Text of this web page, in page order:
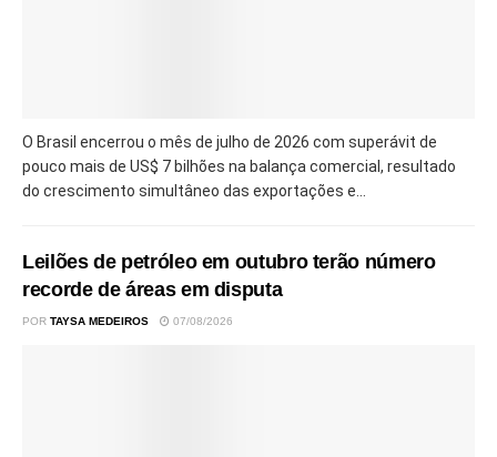
O Brasil encerrou o mês de julho de 2026 com superávit de
pouco mais de US$ 7 bilhões na balança comercial, resultado
do crescimento simultâneo das exportações e...
Leilões de petróleo em outubro terão número
recorde de áreas em disputa
POR TAYSA MEDEIROS 07/08/2026